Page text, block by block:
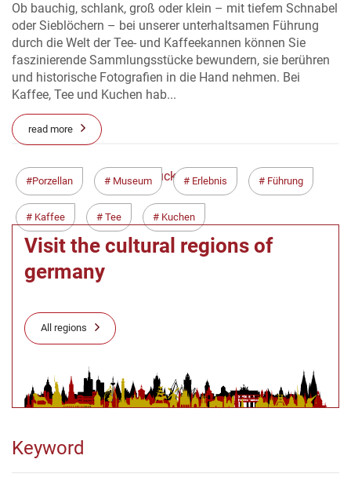
Ob bauchig, schlank, groß oder klein – mit tiefem Schnabel
oder Sieblöchern – bei unserer unterhaltsamen Führung
durch die Welt der Tee- und Kaffeekannen können Sie
faszinierende Sammlungsstücke bewundern, sie berühren
und historische Fotografien in die Hand nehmen. Bei
Kaffee, Tee und Kuchen hab...
read more
Porzellan Museum Erlebnis Führung
Kaffee Tee Kuchen
< ZurückWeiter >
Visit the cultural regions of
germany
All regions
Keyword